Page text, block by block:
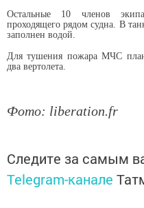
Остальные 10 членов
проходящего рядом судна. В
заполнен водой.
Для тушения пожара МЧС
два вертолета.
Фото: liberation.fr
Следите за самым
Telegram-канале